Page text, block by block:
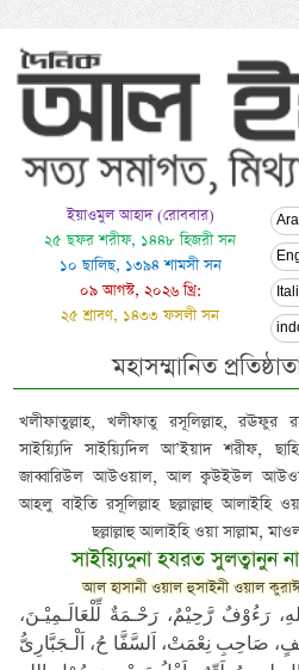
ইয়াওমুল আহাদ (রোববার)
২৫ ছফর শরীফ, ১৪৪৮ হিজরী সন
১০ ছালিছ, ১৩৯৪ শামসী সন
০৯ আগস্ট, ২০২৬ খ্রি:
২৫ শ্রাবণ, ১৪৩৩ ফসলী সন
মহাসম্মানিত
খলীফাতুল্লাহ, খলীফাতু রসূলিল্লাহ, রঊফুর
সাইয়্যিদি সাইয়্যিদিল আ’ইয়াদ শরীফ,
জাব্বারিউল আউওয়াল, আল ক্বউইউল
আহলু বাইতি রসূলিল্লাহ ছল্লাল্লাহু আলাইহি ওয়া
ছল্লাল্লাহু আলাইহি ওয়া সাল্লাম,
সাইয়্যিদুনা হযরত সুলত্বানুন
আল হাসানী ওয়াল হুসাইনী ওয়াল
رَءُوْفٌ رَّحِيْمٌ، رَحْـمَةٌ لِّلْعَالَـمِيْـنَ،
صَاحِبِ نِعْمَتْ، اَلسَّفَّا حُ، اَلْـجَبَّارِىُّ